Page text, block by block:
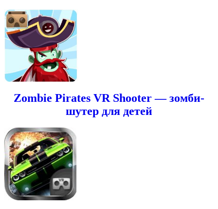
Zombie Pirates VR Shooter — зомби-
шутер для детей